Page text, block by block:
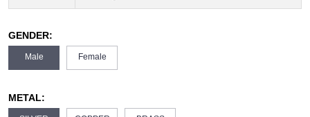
GENDER:
Male Female
METAL: